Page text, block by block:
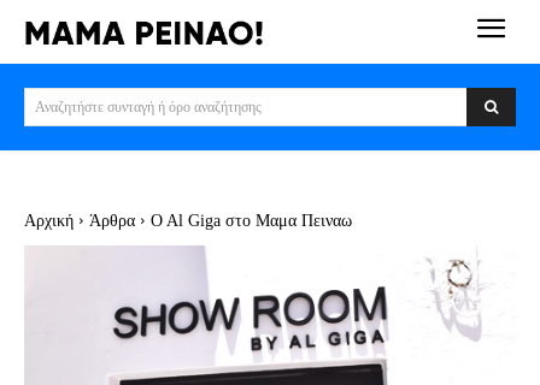
Αναζητήστε συνταγή ή όρο αναζήτησης
Αρχική Άρθρα O Al Giga στο Μαμα Πειναω